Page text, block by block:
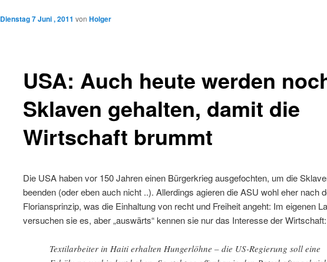
USA: Auch heute werden
Sklaven gehalten, damit die
Wirtschaft brummt
Dienstag 7 Juni , 2011 von Holger
Die USA haben vor 150 Jahren einen Bürgerkrieg ausgefochten, um die
beenden (oder eben auch nicht ..). Allerdings agieren die ASU wohl eher nach
Floriansprinzip, was die Einhaltung von recht und Freiheit angeht: Im eigenen
versuchen sie es, aber „auswärts“ kennen sie nur das Interesse der Wirtschaft:
Textilarbeiter in Haiti erhalten Hungerlöhne – die US-Regierung soll eine